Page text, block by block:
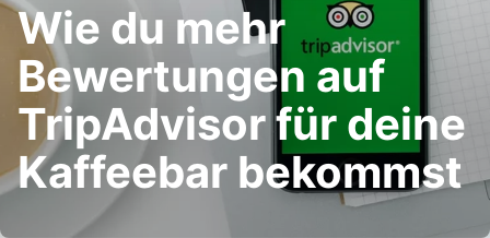
Wie du mehr
Bewertungen auf
TripAdvisor für deine
Kaffeebar bekommst